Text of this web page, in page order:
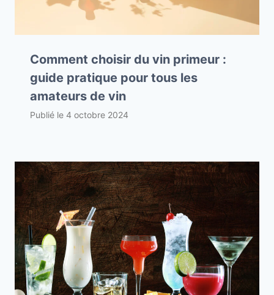
Comment choisir du vin primeur :
guide pratique pour tous les
amateurs de vin
Publié le 4 octobre 2024